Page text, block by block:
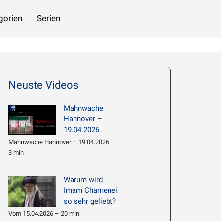
Serien
Neuste Videos
Mahnwache
Hannover –
19.04.2026
Mahnwache Hannover – 19.04.2026 –
3 min
Warum wird
Imam Chamenei
so sehr geliebt?
Vom 15.04.2026 – 20 min